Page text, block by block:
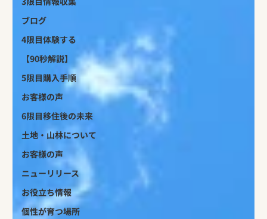
ブログ
4限目体験する
【90秒解説】
5限目購入手順
お客様の声
6限目移住後の未来
土地・山林について
お客様の声
ニューリリース
お役立ち情報
個性が育つ場所